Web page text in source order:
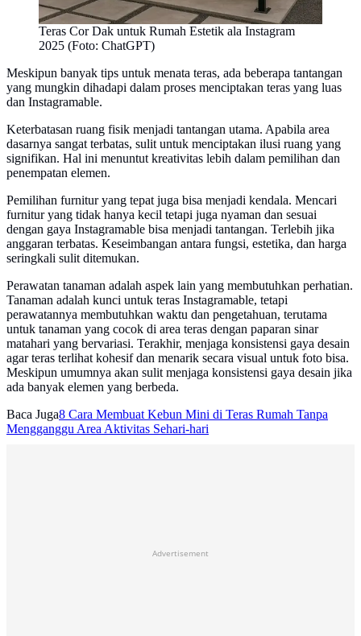
Teras Cor Dak untuk Rumah Estetik ala Instagram
2025 (Foto: ChatGPT)
Meskipun banyak tips untuk menata teras, ada beberapa tantangan
yang mungkin dihadapi dalam proses menciptakan teras yang luas
dan Instagramable.
Keterbatasan ruang fisik menjadi tantangan utama. Apabila area
dasarnya sangat terbatas, sulit untuk menciptakan ilusi ruang yang
signifikan. Hal ini menuntut kreativitas lebih dalam pemilihan dan
penempatan elemen.
Pemilihan furnitur yang tepat juga bisa menjadi kendala. Mencari
furnitur yang tidak hanya kecil tetapi juga nyaman dan sesuai
dengan gaya Instagramable bisa menjadi tantangan. Terlebih jika
anggaran terbatas. Keseimbangan antara fungsi, estetika, dan harga
seringkali sulit ditemukan.
Perawatan tanaman adalah aspek lain yang membutuhkan perhatian.
Tanaman adalah kunci untuk teras Instagramable, tetapi
perawatannya membutuhkan waktu dan pengetahuan, terutama
untuk tanaman yang cocok di area teras dengan paparan sinar
matahari yang bervariasi. Terakhir, menjaga konsistensi gaya desain
agar teras terlihat kohesif dan menarik secara visual untuk foto bisa.
Meskipun umumnya akan sulit menjaga konsistensi gaya desain jika
ada banyak elemen yang berbeda.
Baca Juga8 Cara Membuat Kebun Mini di Teras Rumah Tanpa
Mengganggu Area Aktivitas Sehari-hari
Advertisement